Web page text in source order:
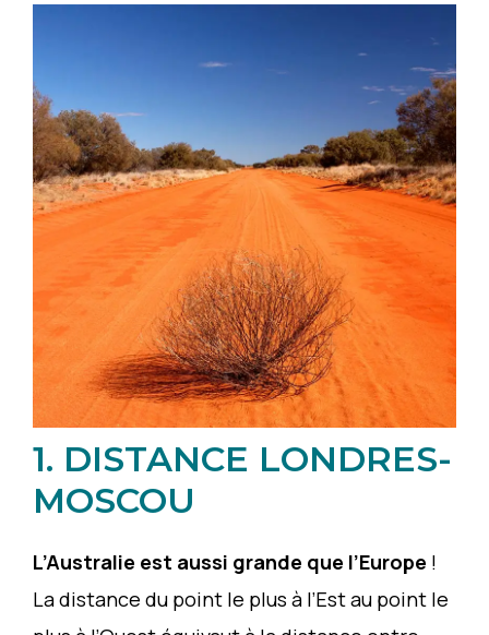
1. DISTANCE LONDRES-
MOSCOU
L’Australie est aussi grande que l’Europe !
La distance du point le plus à l’Est au point le